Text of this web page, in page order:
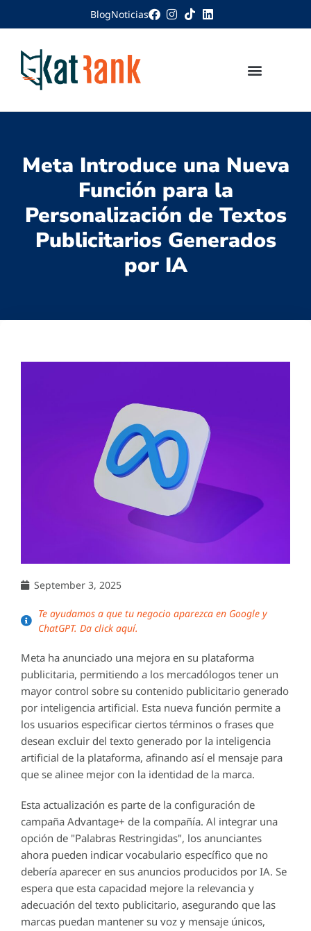
BlogNoticias
Meta Introduce una Nueva
Función para la
Personalización de Textos
Publicitarios Generados
por IA
September 3, 2025
Te ayudamos a que tu negocio aparezca en Google y
ChatGPT. Da click aquí.
Meta ha anunciado una mejora en su plataforma
publicitaria, permitiendo a los mercadólogos tener un
mayor control sobre su contenido publicitario generado
por inteligencia artificial. Esta nueva función permite a
los usuarios especificar ciertos términos o frases que
desean excluir del texto generado por la inteligencia
artificial de la plataforma, afinando así el mensaje para
que se alinee mejor con la identidad de la marca.
Esta actualización es parte de la configuración de
campaña Advantage+ de la compañía. Al integrar una
opción de "Palabras Restringidas", los anunciantes
ahora pueden indicar vocabulario específico que no
debería aparecer en sus anuncios producidos por IA. Se
espera que esta capacidad mejore la relevancia y
adecuación del texto publicitario, asegurando que las
marcas puedan mantener su voz y mensaje únicos,